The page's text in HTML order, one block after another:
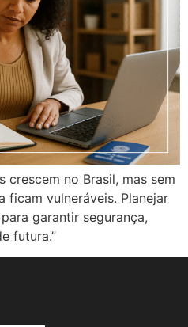
crescem no Brasil, mas sem
ficam vulneráveis. Planejar
garantir segurança,
futura.”